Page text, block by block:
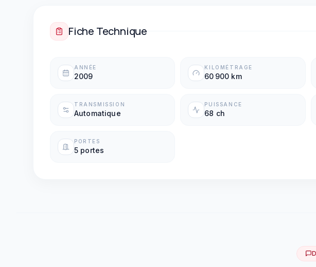
Fiche Technique
ANNÉE
2009
KILOMÉTRAGE
60 900 km
TRANSMISSION
Automatique
PUISSANCE
68 ch
PORTES
5 portes